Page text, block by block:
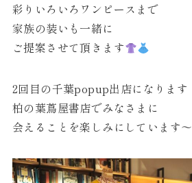
彩りいろいろワンピースまで
家族の装いも一緒に
ご提案させて頂きます
2回目の千葉popup出店になります
柏の葉蔦屋書店でみなさまに
会えることを楽しみにしています〜